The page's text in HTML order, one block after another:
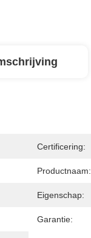
Certificering:
Productnaam:
Eigenschap:
Garantie: